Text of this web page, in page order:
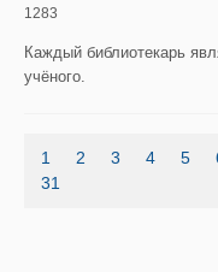
1283
Каждый библиотекарь
учёного.
1 2 3 4 5
31